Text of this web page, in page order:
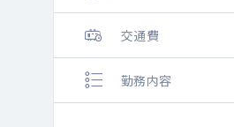
交通費
勤務内容